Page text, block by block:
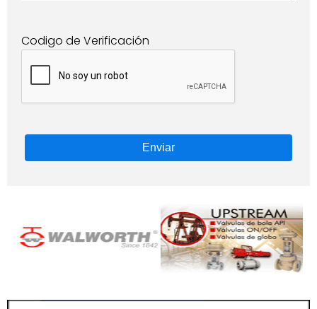
Codigo de Verificación
Enviar